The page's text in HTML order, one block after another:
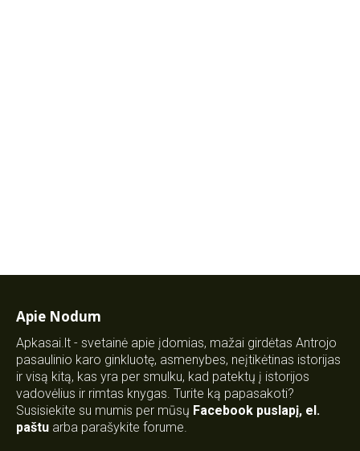
Apie Nodum
Apkasai.lt - svetainė apie įdomias, mažai girdėtas Antrojo
pasaulinio karo ginkluotę, asmenybes, neįtikėtinas istorijas
ir visą kitą, kas yra per smulku, kad patektų į istorijos
vadovėlius ir rimtas knygas. Turite ką papasakoti?
Susisiekite su mumis per mūsų Facebook puslapį, el.
paštu arba parašykite forume.